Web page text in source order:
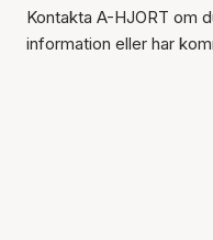
Kontakta A-HJORT om
information eller har